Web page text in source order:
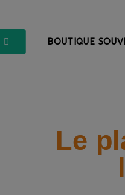
BOUTIQUE
Le